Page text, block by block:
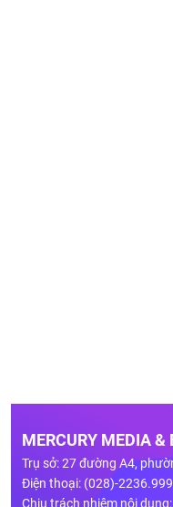
MERCURY MEDIA &
Trụ sở: 27 đường A4,
Điện thoại: (028)-
Chịu trách nhiệm nội